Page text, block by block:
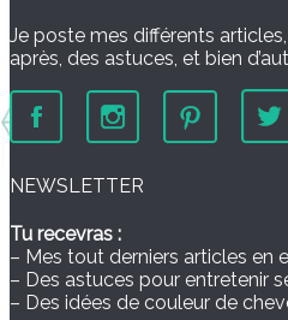
Je poste mes différents
après, des astuces, et bien
NEWSLETTER
Tu recevras :
– Mes tout derniers articles en
– Des astuces pour entretenir
– Des idées de couleur de